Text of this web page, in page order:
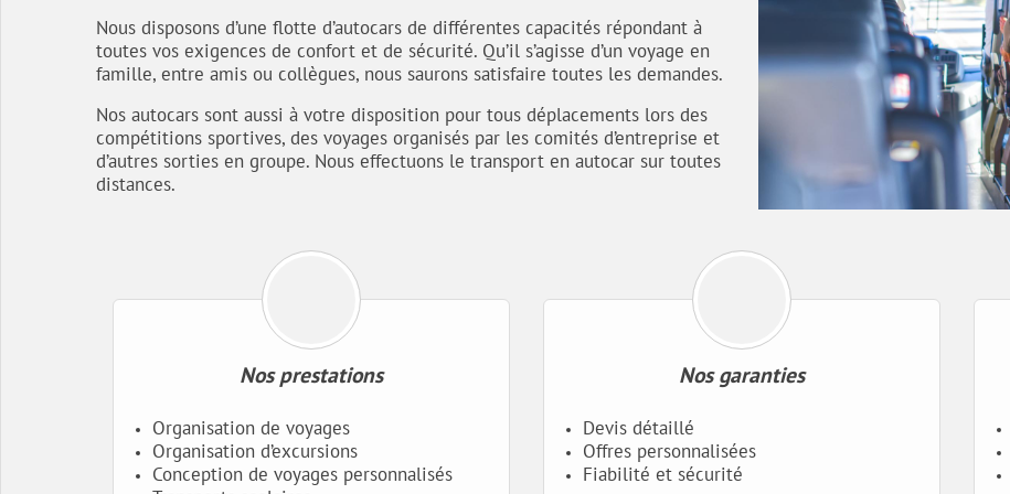
Nous disposons d’une flotte d’autocars de différentes capacités répondant à
toutes vos exigences de confort et de sécurité. Qu’il s’agisse d’un voyage en
famille, entre amis ou collègues, nous saurons satisfaire toutes les demandes.
Nos autocars sont aussi à votre disposition pour tous déplacements lors des
compétitions sportives, des voyages organisés par les comités d’entreprise et
d’autres sorties en groupe. Nous effectuons le transport en autocar sur toutes
distances.
Nos prestations
Organisation de voyages
Organisation d’excursions
Conception de voyages personnalisés
Nos garanties
Devis détaillé
Offres personnalisées
Fiabilité et sécurité